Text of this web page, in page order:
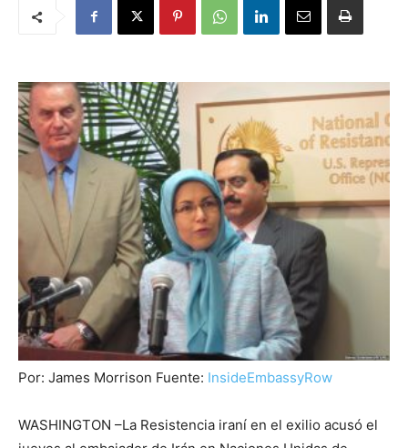
Por: James Morrison Fuente: InsideEmbassyRow
WASHINGTON –La Resistencia iraní en el exilio acusó el